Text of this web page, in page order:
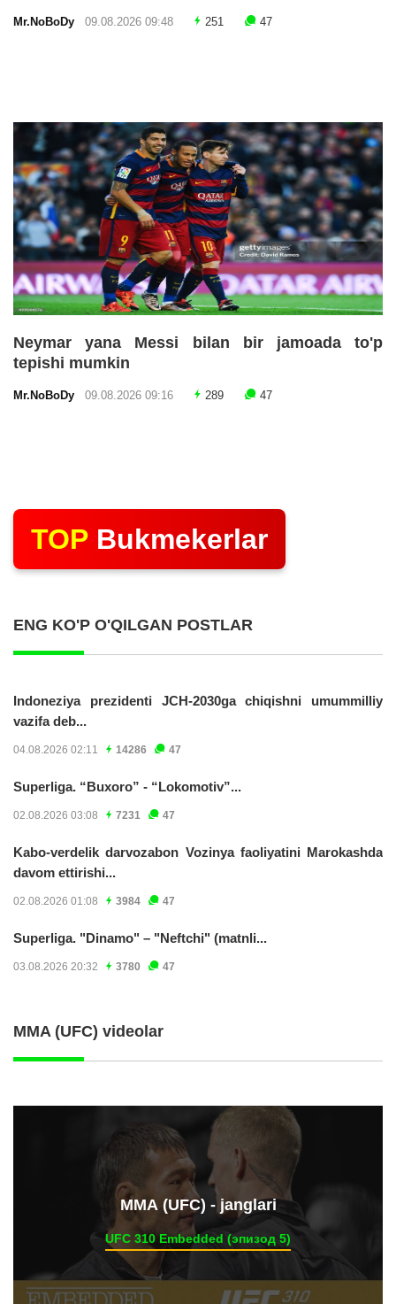
Mr.NoBoDy 09.08.2026 09:48 251 47
Neymar yana Messi bilan bir jamoada to'p
tepishi mumkin
Mr.NoBoDy 09.08.2026 09:16 289 47
TOP Bukmekerlar
ENG KO'P O'QILGAN POSTLAR
Indoneziya prezidenti JCH-2030ga chiqishni umummilliy
vazifa deb...
04.08.2026 02:11 14286 47
Superliga. “Buxoro” - “Lokomotiv”...
02.08.2026 03:08 7231 47
Kabo-verdelik darvozabon Vozinya faoliyatini Marokashda
davom ettirishi...
02.08.2026 01:08 3984 47
Superliga. "Dinamo" – "Neftchi" (matnli...
03.08.2026 20:32 3780 47
MMA (UFC) videolar
ММА (UFC) - janglari
UFC 310 Embedded (эпизод 5)